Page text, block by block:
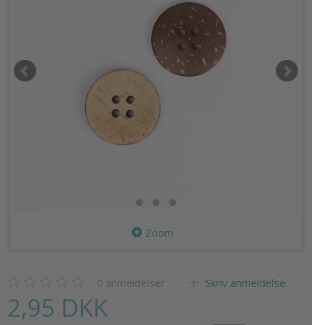
Zoom
0 anmeldelser Skriv anmeldelse
2,95 DKK